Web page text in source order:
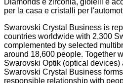
per la casa e cristalli per
Swarovski Crystal Business is
countries worldwide with 2,300
complemented by selected
around 18,600 people. Together
Swarovski Optik (optical devices)
Swarovski Crystal Business
responsible relationship with